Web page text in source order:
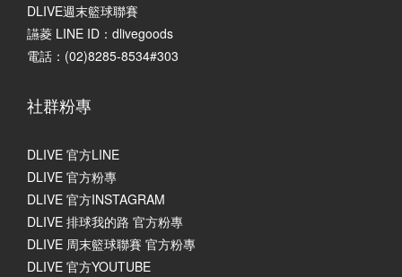
DLIVE週末籃球聯賽
讌菱 LINE ID：dlivegoods
電話：(02)8285-8534#303
社群粉專
DLIVE 官方LINE
DLIVE 官方粉專
DLIVE 官方INSTAGRAM
DLIVE 排球我的路 官方粉專
DLIVE 周末籃球聯賽 官方粉專
DLIVE 官方YOUTUBE